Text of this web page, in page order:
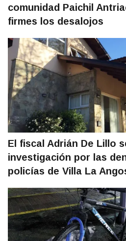
comunidad Paichil
firmes los desalojos
El fiscal Adrián De Lillo
investigación por las
policías de Villa La